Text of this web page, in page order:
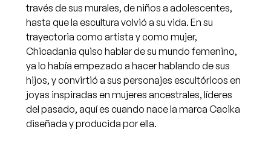
través de sus murales, de niños a adolescentes,
hasta que la escultura volvió a su vida. En su
trayectoria como artista y como mujer,
Chicadania quiso hablar de su mundo femenino,
ya lo había empezado a hacer hablando de sus
hijos, y convirtió a sus personajes escultóricos en
joyas inspiradas en mujeres ancestrales, líderes
del pasado, aquí es cuando nace la marca Cacika
diseñada y producida por ella.